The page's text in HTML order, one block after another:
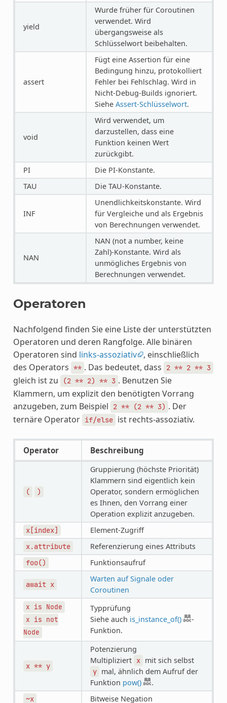
yield
Wurde früher für Coroutinen
verwendet. Wird
übergangsweise als
Schlüsselwort beibehalten.
assert
Fügt eine Assertion für eine
Bedingung hinzu, protokolliert
Fehler bei Fehlschlag. Wird in
Nicht-Debug-Builds ignoriert.
Siehe Assert-Schlüsselwort.
void
Wird verwendet, um
darzustellen, dass eine
Funktion keinen Wert
zurückgibt.
PI
Die PI-Konstante.
TAU
Die TAU-Konstante.
INF
Unendlichkeitskonstante. Wird
für Vergleiche und als Ergebnis
von Berechnungen verwendet.
NAN
NAN (not a number, keine
Zahl)-Konstante. Wird als
unmögliches Ergebnis von
Berechnungen verwendet.
Operatoren
Nachfolgend finden Sie eine Liste der unterstützten
Operatoren und deren Rangfolge. Alle binären
Operatoren sind links-assoziativ , einschließlich
des Operators ** . Das bedeutet, dass 2 ** 2 ** 3
gleich ist zu (2 ** 2) ** 3 . Benutzen Sie
Klammern, um explizit den benötigten Vorrang
anzugeben, zum Beispiel
2 ** (2 ** 3) . Der
ternäre Operator if/else ist rechts-assoziativ.
Operator Beschreibung
( )
Gruppierung (höchste Priorität)
Klammern sind eigentlich kein
Operator, sondern ermöglichen
es Ihnen, den Vorrang einer
Operation explizit anzugeben.
x[index] Element-Zugriff
x.attribute Referenzierung eines Attributs
foo() Funktionsaufruf
await x
Warten auf Signale oder
Coroutinen
x is Node
x is not
Node
Typprüfung
Siehe auch is_instance_of()
-
Funktion.
x ** y
Potenzierung
Multipliziert x mit sich selbst
y mal, ähnlich dem Aufruf der
Funktion pow() .
~x Bitweise Negation